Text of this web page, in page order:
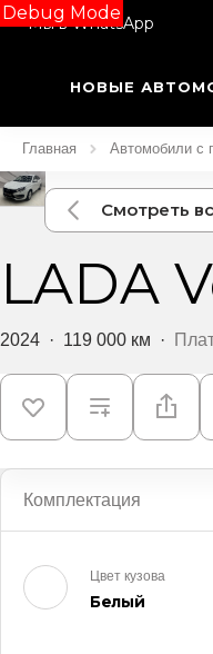
Debug Mode
Мы в WhatsApp
НОВЫЕ
Главная Автомобили с
Смотреть
LADA
2024 · 119 000 км ·
Комплектация
Цвет кузова
Белый